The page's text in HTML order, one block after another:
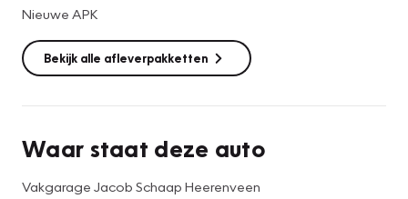
Nieuwe APK
Bekijk alle afleverpakketten
Waar staat deze auto
Vakgarage Jacob Schaap Heerenveen